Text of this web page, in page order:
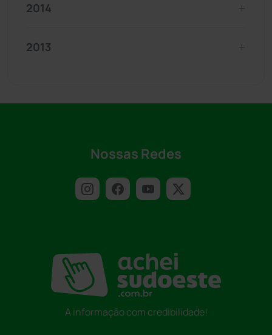
2014
2013
Nossas Redes
A informação com credibilidade!